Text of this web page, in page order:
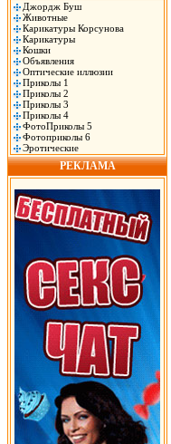
Джордж Буш
Животные
Карикатуры Корсунова
Карикатуры
Кошки
Объявления
Оптические иллюзии
Приколы 1
Приколы 2
Приколы 3
Приколы 4
ФотоПриколы 5
Фотоприколы 6
Эротические
РЕКЛАМА